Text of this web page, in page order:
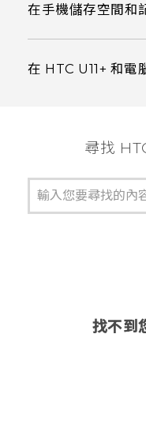
在手機儲存空間和
在 HTC U11‍+ 和電
尋找
找不到